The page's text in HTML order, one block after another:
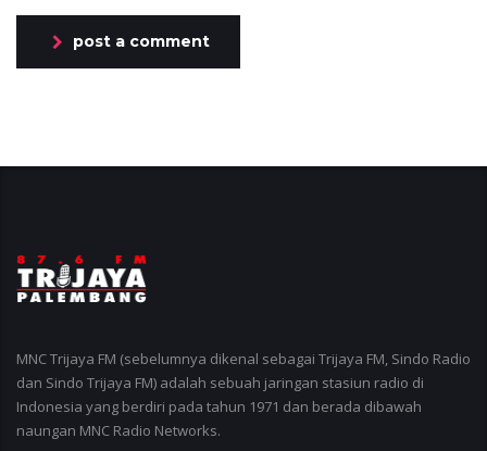
post a comment
MNC Trijaya FM (sebelumnya dikenal sebagai Trijaya FM, Sindo Radio
dan Sindo Trijaya FM) adalah sebuah jaringan stasiun radio di
Indonesia yang berdiri pada tahun 1971 dan berada dibawah
naungan MNC Radio Networks.